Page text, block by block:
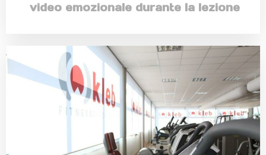
video emozionale durante la lezione